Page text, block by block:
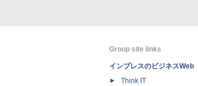
Group site links
インプレスのビジネスWeb
Think IT